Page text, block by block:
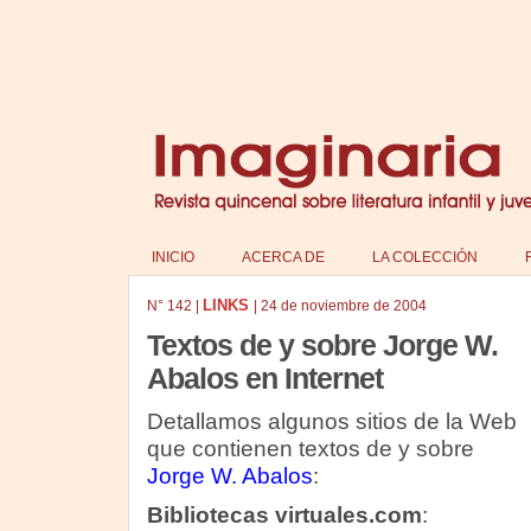
INICIO ACERCA DE LA COLECCIÓN
N° 142 LINKS 24 de noviembre de 2004
Textos de y sobre Jorge W.
Abalos en Internet
Detallamos algunos sitios de la Web
que contienen textos de y sobre
Jorge W. Abalos:
Bibliotecas virtuales.com: